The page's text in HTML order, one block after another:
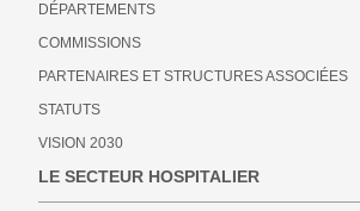
DÉPARTEMENTS
COMMISSIONS
PARTENAIRES ET STRUCTURES ASSOCIÉES
STATUTS
VISION 2030
LE SECTEUR HOSPITALIER